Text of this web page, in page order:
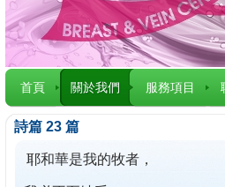
首頁 關於我們 服務項目
詩篇 23 篇
耶和華是我的牧者，